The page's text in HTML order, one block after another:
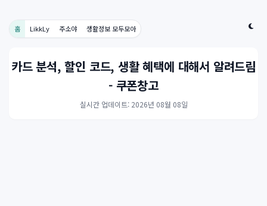
홈 LikkLy 주소야 생활정보 모두모아
카드 분석, 할인 코드, 생활 혜택에 대해서 알려드림
- 쿠폰창고
실시간 업데이트: 2026년 08월 08일